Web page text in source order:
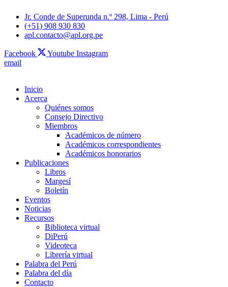
Jr. Conde de Superunda n.º 298, Lima - Perú
(+51) 908 930 830
apl.contacto@apl.org.pe
Facebook Youtube Instagram
email
Inicio
Acerca
Quiénes somos
Consejo Directivo
Miembros
Académicos de número
Académicos correspondientes
Académicos honorarios
Publicaciones
Libros
Margesí
Boletín
Eventos
Noticias
Recursos
Biblioteca virtual
DiPerú
Videoteca
Librería virtual
Palabra del Perú
Palabra del día
Contacto